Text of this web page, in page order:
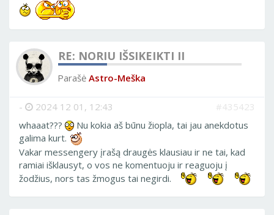
RE: NORIU IŠSIKEIKTI II
Parašė Astro-Meška
- 2024 12 01, 12:43
#435423
whaaat???
Nu kokia aš būnu žiopla, tai jau anekdotus
galima kurt.
Vakar messengery įrašą draugės klausiau ir ne tai, kad
ramiai išklausyt, o vos ne komentuoju ir reaguoju į
žodžius, nors tas žmogus tai negirdi.